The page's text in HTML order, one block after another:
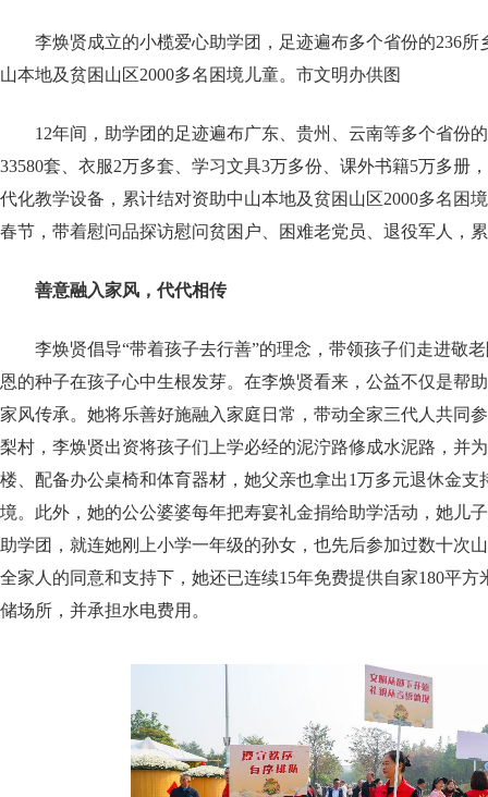
李焕贤成立的小榄爱心助学团，足迹遍布多个省份的236
山本地及贫困山区2000多名困境儿童。市文明办供图
12年间，助学团的足迹遍布广东、贵州、云南等多个省份
33580套、衣服2万多套、学习文具3万多份、课外书籍5万多册
代化教学设备，累计结对资助中山本地及贫困山区2000多名困
春节，带着慰问品探访慰问贫困户、困难老党员、退役军人，
善意融入家风，代代相传
李焕贤倡导“带着孩子去行善”的理念，带领孩子们走进敬
恩的种子在孩子心中生根发芽。在李焕贤看来，公益不仅是帮
家风传承。她将乐善好施融入家庭日常，带动全家三代人共同
梨村，李焕贤出资将孩子们上学必经的泥泞路修成水泥路，并
楼、配备办公桌椅和体育器材，她父亲也拿出1万多元退休金支
境。此外，她的公公婆婆每年把寿宴礼金捐给助学活动，她儿
助学团，就连她刚上小学一年级的孙女，也先后参加过数十次
全家人的同意和支持下，她还已连续15年免费提供自家180平
储场所，并承担水电费用。